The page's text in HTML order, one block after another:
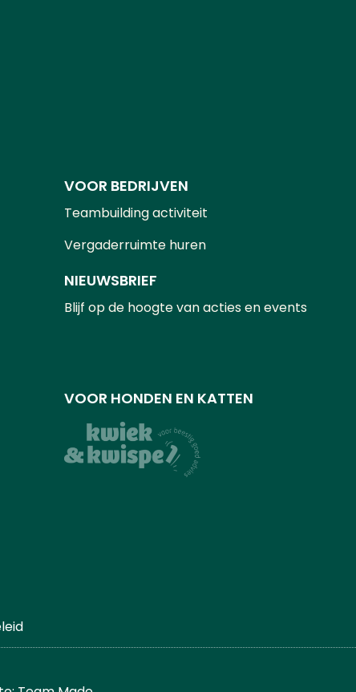
VOOR BEDRIJVEN
Teambuilding activiteit
Vergaderruimte huren
NIEUWSBRIEF
Blijf op de hoogte van acties en events
VOOR HONDEN EN KATTEN